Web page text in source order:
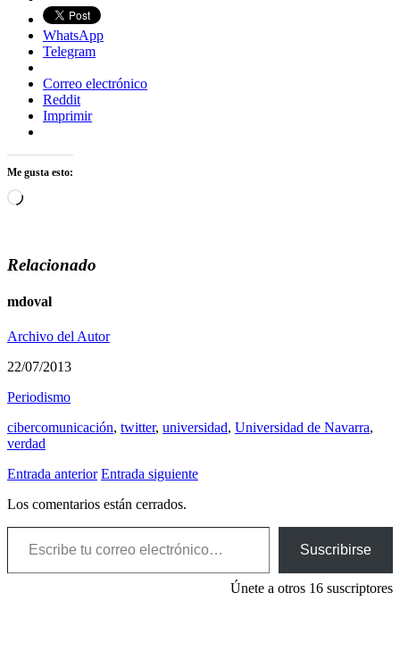
WhatsApp
Telegram
Correo electrónico
Reddit
Imprimir
Me gusta esto:
Cargando...
Relacionado
mdoval
Archivo del Autor
22/07/2013
Periodismo
cibercomunicación, twitter, universidad, Universidad de Navarra,
verdad
Entrada anterior Entrada siguiente
Los comentarios están cerrados.
Escribe tu correo electrónico…
Suscribirse
Únete a otros 16 suscriptores